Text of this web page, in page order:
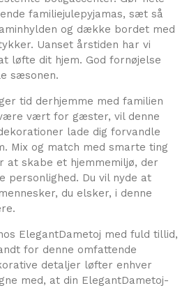
familiejulepyjamas, sæt så
og dække bordet med
Uanset årstiden har vi
løfte dit hjem. God fornøjelse
sæsonen.
tid derhjemme med familien
vært for gæster, vil denne
lade dig forvandle
Mix og match med smarte ting
at skabe et hjemmemiljø, der
personlighed. Du vil nyde at
du elsker, i denne
ElegantDametoj med fuld tillid,
for denne omfattende
detaljer løfter enhver
med, at din ElegantDametoj-